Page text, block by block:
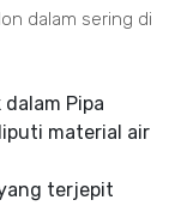
dalam sering di
Pipa
material air
terjepit